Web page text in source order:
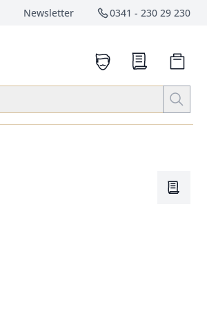
Newsletter Service-
0341 - 230 29 230
anrufen